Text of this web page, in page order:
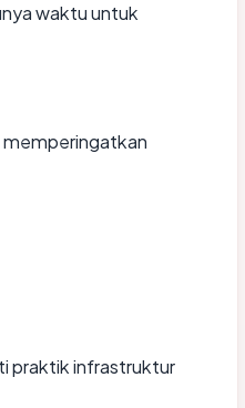
waktu untuk
praktik infrastruktur